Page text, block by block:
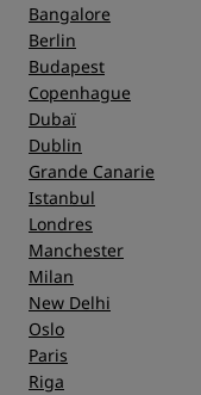
Bangalore
Berlin
Budapest
Copenhague
Dubaï
Dublin
Grande Canarie
Istanbul
Londres
Manchester
Milan
New Delhi
Oslo
Paris
Riga